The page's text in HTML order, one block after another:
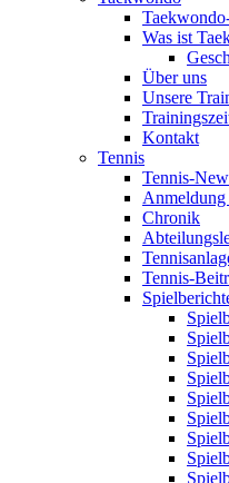
Was ist
Über uns
Unsere
Kontakt
Tennis
Tennis-
Chronik
Tennis-